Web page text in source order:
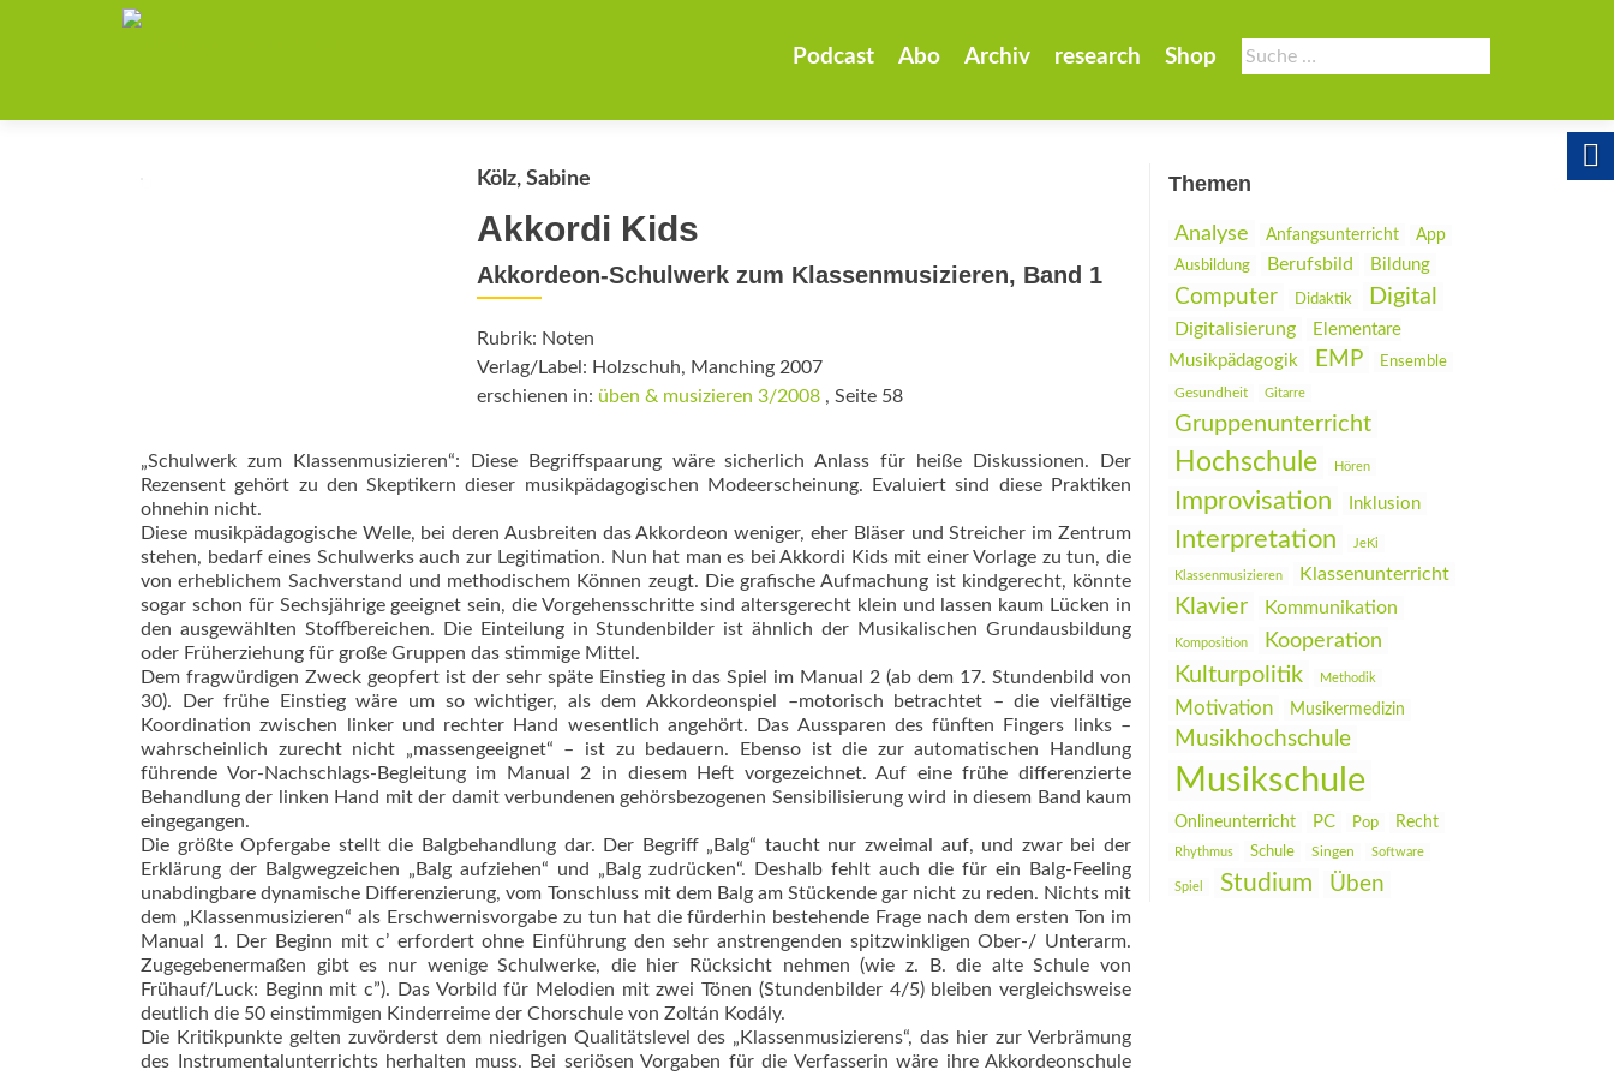
Suche
nach:
Podcast Abo Archiv research Shop
Kölz, Sabine
Akkordi Kids
Akkordeon-Schulwerk zum Klassenmusizieren, Band 1
Rubrik: Noten
Verlag/Label: Holzschuh, Manching 2007
erschienen in: üben & musizieren 3/2008, Seite 58
„Schulwerk zum Klassenmusizieren“: Diese Begriffspaarung wäre sicherlich Anlass für heiße Diskussionen. Der
Rezensent gehört zu den Skeptikern dieser musikpädagogischen Modeerscheinung. Evaluiert sind diese Praktiken
ohnehin nicht.
Diese musikpädagogische Welle, bei deren Ausbreiten das Akkordeon weniger, eher Bläser und Streicher im Zentrum
stehen, bedarf eines Schulwerks auch zur Legitimation. Nun hat man es bei Akkordi Kids mit einer Vorlage zu tun, die
von erheblichem Sachverstand und methodischem Können zeugt. Die grafische Aufmachung ist kindgerecht, könnte
sogar schon für Sechsjährige geeignet sein, die Vorgehensschritte sind altersgerecht klein und lassen kaum Lücken in
den ausgewählten Stoffbereichen. Die Einteilung in Stundenbilder ist ähnlich der Musikalischen Grundausbildung
oder Früherziehung für große Gruppen das stimmige Mittel.
Dem fragwürdigen Zweck geopfert ist der sehr späte Einstieg in das Spiel im Manual 2 (ab dem 17. Stundenbild von
30). Der frühe Einstieg wäre um so wichtiger, als dem Akkordeonspiel –motorisch betrachtet – die vielfältige
Koordination zwischen linker und rechter Hand wesentlich angehört. Das Aussparen des fünften Fingers links –
wahrscheinlich zurecht nicht „massengeeignet“ – ist zu bedauern. Ebenso ist die zur automatischen Handlung
führende Vor-Nachschlags-Begleitung im Manual 2 in diesem Heft vorgezeichnet. Auf eine frühe differenzierte
Behandlung der linken Hand mit der damit verbundenen gehörsbezogenen Sensibilisierung wird in diesem Band kaum
eingegangen.
Die größte Opfergabe stellt die Balgbehandlung dar. Der Begriff „Balg“ taucht nur zweimal auf, und zwar bei der
Erklärung der Balgwegzeichen „Balg aufziehen“ und „Balg zudrücken“. Deshalb fehlt auch die für ein Balg-Feeling
unabdingbare dynamische Differenzierung, vom Tonschluss mit dem Balg am Stückende gar nicht zu reden. Nichts mit
dem „Klassenmusizieren“ als Erschwernisvorgabe zu tun hat die fürderhin bestehende Frage nach dem ersten Ton im
Manual 1. Der Beginn mit c’ erfordert ohne Einführung den sehr anstrengenden spitzwinkligen Ober-/ Unterarm.
Zugegebenermaßen gibt es nur wenige Schulwerke, die hier Rücksicht nehmen (wie z. B. die alte Schule von
Frühauf/Luck: Beginn mit c”). Das Vorbild für Melodien mit zwei Tönen (Stundenbilder 4/5) bleiben vergleichsweise
deutlich die 50 einstimmigen Kinderreime der Chorschule von Zoltán Kodály.
Die Kritikpunkte gelten zuvörderst dem niedrigen Qualitätslevel des „Klassenmusizierens“, das hier zur Verbrämung
des Instrumentalunterrichts herhalten muss. Bei seriösen Vorgaben für die Verfasserin wäre ihre Akkordeonschule
Themen
Analyse Anfangsunterricht
App
Ausbildung
Berufsbild Bildung
Computer Didaktik Digital
Digitalisierung
Elementare
Musikpädagogik
EMP Ensemble
Gesundheit Gitarre
Gruppenunterricht
Hochschule Hören
Improvisation Inklusion
Interpretation JeKi
Klassenmusizieren Klassenunterricht
Klavier Kommunikation
Komposition Kooperation
Kulturpolitik Methodik
Motivation Musikermedizin
Musikhochschule
Musikschule
Onlineunterricht PC Pop Recht
Rhythmus Schule Singen Software
Spiel Studium Üben